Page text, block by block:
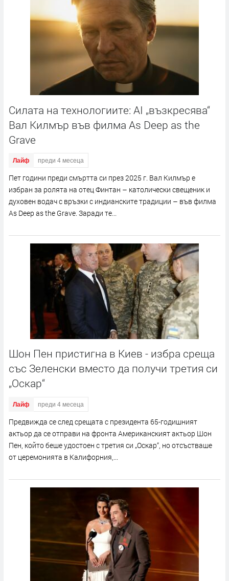
Силата на технологиите: AI „възкресява“
Вал Килмър във филма As Deep as the
Grave
Лайф преди 4 месеца
Пет години преди смъртта си през 2025 г. Вал Килмър е
избран за ролята на отец Финтан – католически свещеник и
духовен водач с връзки с индианските традиции – във филма
As Deep as the Grave. Заради те...
Шон Пен пристигна в Киев - избра среща
със Зеленски вместо да получи третия си
„Оскар“
Лайф преди 4 месеца
Предвижда се след срещата с президента 65-годишният
актьор да се отправи на фронта Американският актьор Шон
Пен, който беше удостоен с третия си „Оскар“, но отсъстваше
от церемонията в Калифорния,...